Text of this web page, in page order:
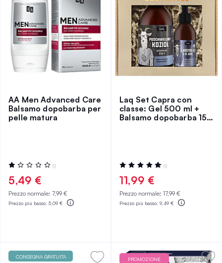
AA Men Advanced Care
Balsamo dopobarba per
pelle matura
Valutazione:
20%
(1)
5,49 €
Prezzo normale: 7,99 €
Prezzo più basso: 5,09 €
Laq Set Capra con
classe: Gel 500 ml +
Balsamo dopobarba 150
Valutazione:
100%
(1)
11,99 €
Prezzo normale: 17,99 €
Prezzo più basso: 9,49 €
CONSEGNA GRATUITA PROMOZIONE